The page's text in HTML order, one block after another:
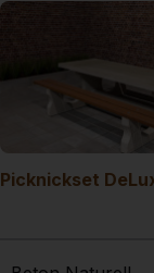
Picknickset